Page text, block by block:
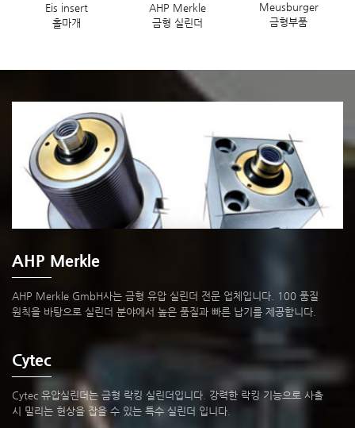
Eis insert
홀마개
AHP Merkle
금형 실린더
Meusburger
금형부품
AHP Merkle
AHP Merkle GmbH사는 금형 유압 실린더 전문 업체입니다. 100 품질
원칙을 바탕으로 실린더 분야에서 높은 품질과 빠른 납기를 제공합니다.
Cytec
Cytec 유압실린더는 금형 락킹 실린더입니다. 강력한 락킹 기능으로 사출
시 밀리는 현상을 잡을 수 있는 특수 실린더 입니다.